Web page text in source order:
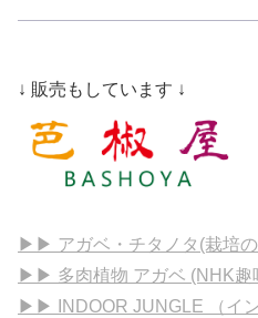
↓ 販売もしています ↓
▶▶ アガベ・チタノタ(栽培
▶▶ 多肉植物 アガベ (NHK趣
▶▶ INDOOR JUNGLE （イ